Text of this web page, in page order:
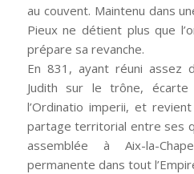
au couvent. Maintenu dans
Pieux ne détient plus que
prépare sa revanche.
En 831, ayant réuni assez
Judith sur le trône, écarte
l’Ordinatio imperii, et
partage territorial entre ses
assemblée à Aix-la-
permanente dans tout